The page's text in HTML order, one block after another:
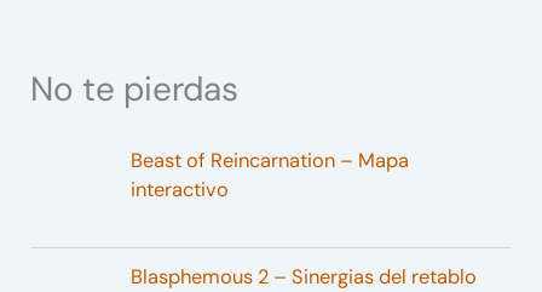
No te pierdas
Beast of Reincarnation – Mapa
interactivo
Blasphemous 2 – Sinergias del retablo